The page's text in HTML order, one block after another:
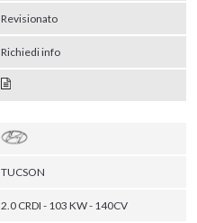
Revisionato
Richiedi info
TUCSON
2.0 CRDI - 103 KW - 140CV